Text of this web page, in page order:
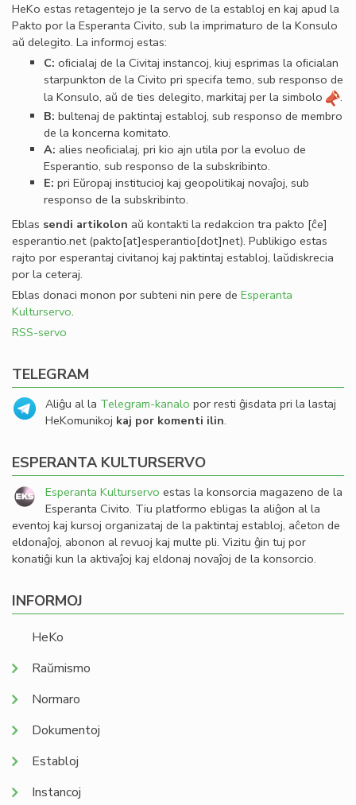
HeKo estas retagentejo je la servo de la establoj en kaj apud la
Pakto por la Esperanta Civito, sub la imprimaturo de la Konsulo
aŭ delegito. La informoj estas:
C: oﬁcialaj de la Civitaj instancoj, kiuj esprimas la oﬁcialan
starpunkton de la Civito pri specifa temo, sub responso de
la Konsulo, aŭ de ties delegito, markitaj per la simbolo
.
B: bultenaj de paktintaj establoj, sub responso de membro
de la koncerna komitato.
A: alies neoﬁcialaj, pri kio ajn utila por la evoluo de
Esperantio, sub responso de la subskribinto.
E: pri Eŭropaj institucioj kaj geopolitikaj novaĵoj, sub
responso de la subskribinto.
Eblas sendi artikolon aŭ kontakti la redakcion tra pakto [ĉe]
esperantio.net(pakto[at]esperantio[dot]net). Publikigo estas
rajto por esperantaj civitanoj kaj paktintaj establoj, laŭdiskrecia
por la ceteraj.
Eblas donaci monon por subteni nin pere de Esperanta
Kulturservo.
RSS-servo
TELEGRAM
Aliĝu al la Telegram-kanalo por resti ĝisdata pri la lastaj
HeKomunikoj kaj por komenti ilin.
ESPERANTA KULTURSERVO
Esperanta Kulturservo estas la konsorcia magazeno de la
Esperanta Civito. Tiu platformo ebligas la aliĝon al la
eventoj kaj kursoj organizataj de la paktintaj establoj, aĉeton de
eldonaĵoj, abonon al revuoj kaj multe pli. Vizitu ĝin tuj por
konatiĝi kun la aktivaĵoj kaj eldonaj novaĵoj de la konsorcio.
INFORMOJ
HeKo
Raŭmismo
Normaro
Dokumentoj
Establoj
Instancoj